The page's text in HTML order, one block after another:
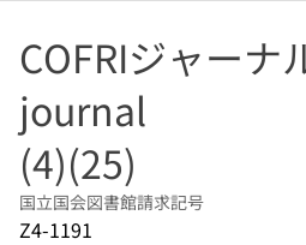
COFRIジャーナ
journal
(4)(25)
国立国会図書館請求記号
Z4-1191